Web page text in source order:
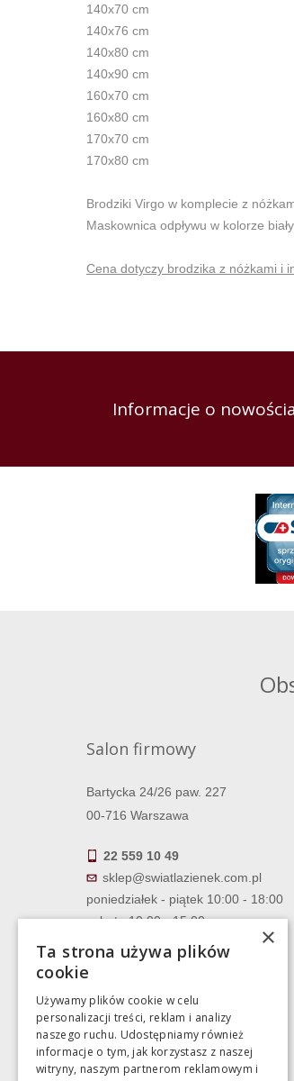
140x70 cm
140x76 cm
140x80 cm
140x90 cm
160x70 cm
160x80 cm
170x70 cm
170x80 cm
Brodziki Virgo w komplecie z
Maskownica odpływu w kolorze
Cena dotyczy brodzika z nóżkami i
Informacje o
Salon firmowy
Bartycka 24/26 paw. 227
00-716 Warszawa
22 559 10 49
sklep@swiatlazienek.com.pl
poniedziałek - piątek 10:00 - 18:00
sobota 10:00 - 15:00
×
Ta strona używa plików
cookie
Używamy plików cookie w celu
personalizacji treści, reklam i analizy
naszego ruchu. Udostępniamy również
informacje o tym, jak korzystasz z naszej
witryny, naszym partnerom reklamowym i